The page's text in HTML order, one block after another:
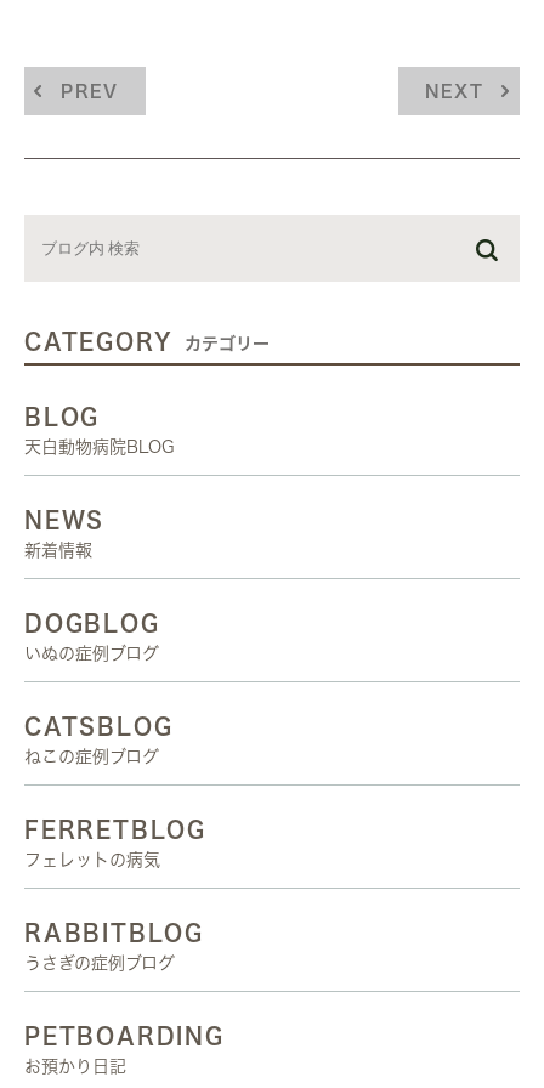
PREV NEXT
CATEGORY カテゴリー
BLOG
天白動物病院BLOG
NEWS
新着情報
DOGBLOG
いぬの症例ブログ
CATSBLOG
ねこの症例ブログ
FERRETBLOG
フェレットの病気
RABBITBLOG
うさぎの症例ブログ
PETBOARDING
お預かり日記